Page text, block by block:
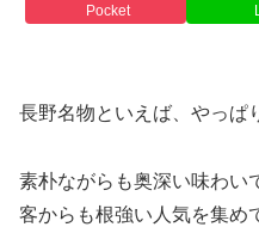
Pocket
長野名物といえば、やっぱ
素朴ながらも奥深い味わい
客からも根強い人気を集め